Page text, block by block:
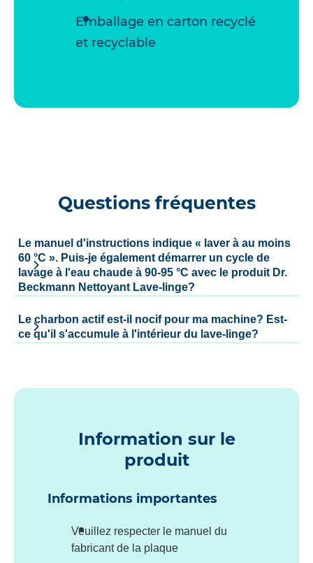
Emballage en carton recyclé
et recyclable
Questions fréquentes
Le manuel d'instructions indique « laver à au moins
60 °C ». Puis-je également démarrer un cycle de
lavage à l'eau chaude à 90-95 °C avec le produit Dr.
Beckmann Nettoyant Lave-linge?
Le charbon actif est-il nocif pour ma machine? Est-
ce qu'il s'accumule à l'intérieur du lave-linge?
Information sur le
produit
Informations importantes
Veuillez respecter le manuel du
fabricant de la plaque